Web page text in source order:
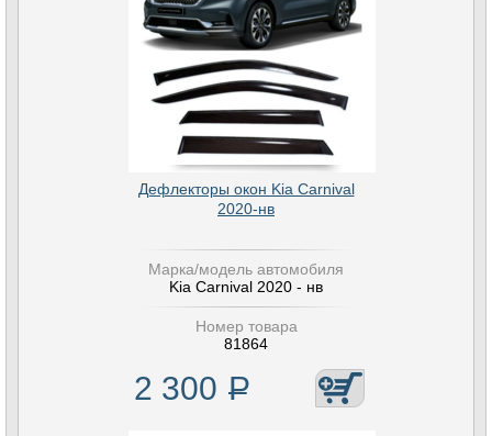
Дефлекторы окон Kia Carnival
2020-нв
Марка/модель автомобиля
Kia Carnival 2020 - нв
Номер товара
81864
2 300 Р